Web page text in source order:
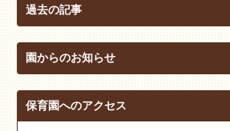
過去の記事
園からのお知らせ
保育園へのアクセス